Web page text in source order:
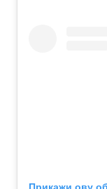
Прикажи ову